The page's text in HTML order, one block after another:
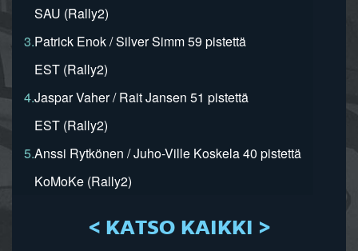
SAU (Rally2)
3.Patrick Enok / Silver Simm 59 pistettä
EST (Rally2)
4.Jaspar Vaher / Rait Jansen 51 pistettä
EST (Rally2)
5.Anssi Rytkönen / Juho-Ville Koskela 40 pistettä
KoMoKe (Rally2)
< KATSO KAIKKI >